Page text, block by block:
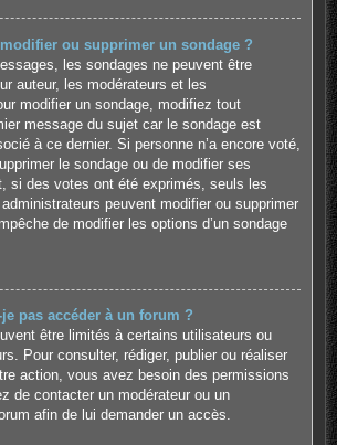
ou supprimer un sondage ?
les sondages ne peuvent être
auteur, les modérateurs et les
modifier un sondage, modifiez tout
message du sujet car le sondage est
à ce dernier. Si personne n’a encore voté,
le sondage ou de modifier ses
si des votes ont été exprimés, seuls les
peuvent modifier ou supprimer
de modifier les options d’un sondage
pas accéder à un forum ?
être limités à certains utilisateurs ou
Pour consulter, rédiger, publier ou réaliser
action, vous avez besoin des permissions
de contacter un modérateur ou un
afin de lui demander un accès.